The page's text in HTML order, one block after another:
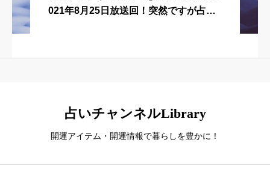
021年8月25日放送回！突然ですが占っ
占いチャンネルLibrary
開運アイテム・開運情報で暮らしを豊かに！